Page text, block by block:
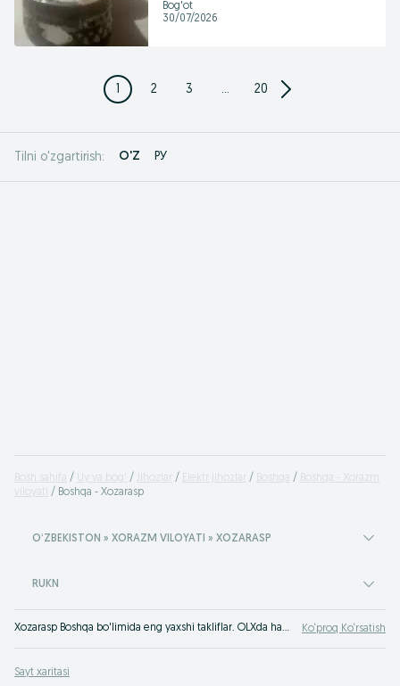
Bog'ot
30/07/2026
1 2 3 ... 20
Tilni o'zgartirish: O'Z РУ
Bosh sahifa Uy va bog' Jihozlar Elektr jihozlar Boshqa
Boshqa - Xorazm
viloyati
Boshqa - Xozarasp
OʻZBEKISTON » XORAZM VILOYATI » XOZARASP
RUKN
Xozarasp Boshqa bo'limida eng yaxshi takliflar. OLXda hamyonbop narxlarda mahsulot va xizmatlarning katta tanlovi! OLX.uz da ko'plab takliflar! Ko‘proq Ko‘rsatish
Sayt xaritasi